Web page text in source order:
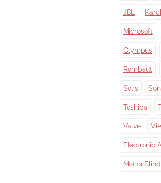
JBL
Microsoft
Olympus
Rombaut
Solis
Toshiba
Valve
Electronic